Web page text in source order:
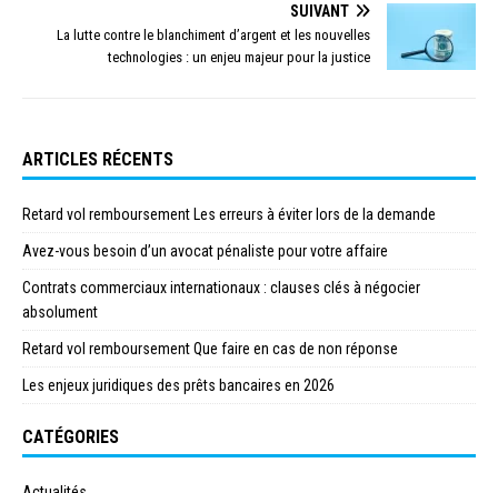
SUIVANT
La lutte contre le blanchiment d’argent et les nouvelles
technologies : un enjeu majeur pour la justice
ARTICLES RÉCENTS
Retard vol remboursement Les erreurs à éviter lors de la demande
Avez-vous besoin d’un avocat pénaliste pour votre affaire
Contrats commerciaux internationaux : clauses clés à négocier
absolument
Retard vol remboursement Que faire en cas de non réponse
Les enjeux juridiques des prêts bancaires en 2026
CATÉGORIES